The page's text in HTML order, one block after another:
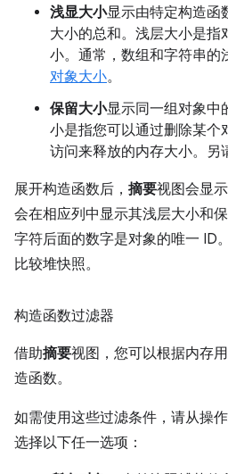
浅显大小显示由特定构造函
大小的总和。浅层大小是指
小。通常，数组和字符串的
对象大小。
保留大小显示同一组对象中
小是指您可以通过删除某个
访问来释放的内存大小。另
展开构造函数后， 摘要视图会显
会在相应列中显示其浅层大小和
字符后面的数字是对象的唯一 ID
比较堆快照。
构造函数过滤器
借助摘要视图，您可以根据内存
造函数。
如需使用这些过滤条件，请从操
选择以下任一选项：